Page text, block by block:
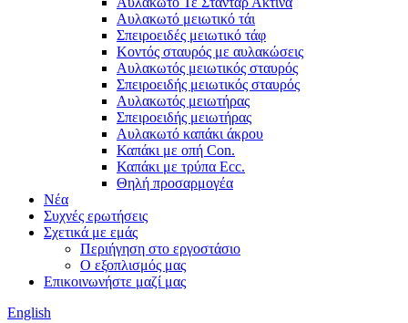
Αυλακωτό μειωτικό τάι
Σπειροειδές μειωτικό τάφ
Κοντός σταυρός με αυλακώσεις
Αυλακωτός μειωτικός σταυρός
Σπειροειδής μειωτικός σταυρός
Αυλακωτός μειωτήρας
Σπειροειδής μειωτήρας
Αυλακωτό καπάκι άκρου
Καπάκι με οπή Con.
Καπάκι με τρύπα Ecc.
Θηλή προσαρμογέα
Νέα
Συχνές ερωτήσεις
Σχετικά με εμάς
Περιήγηση στο εργοστάσιο
Ο εξοπλισμός μας
Επικοινωνήστε μαζί μας
English